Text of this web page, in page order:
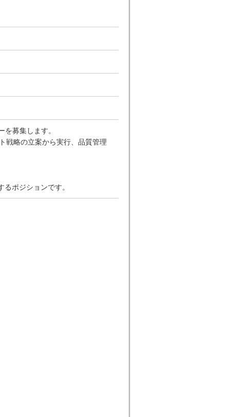
募集します。
戦略の立案から実行、品質管理
ポジションです。